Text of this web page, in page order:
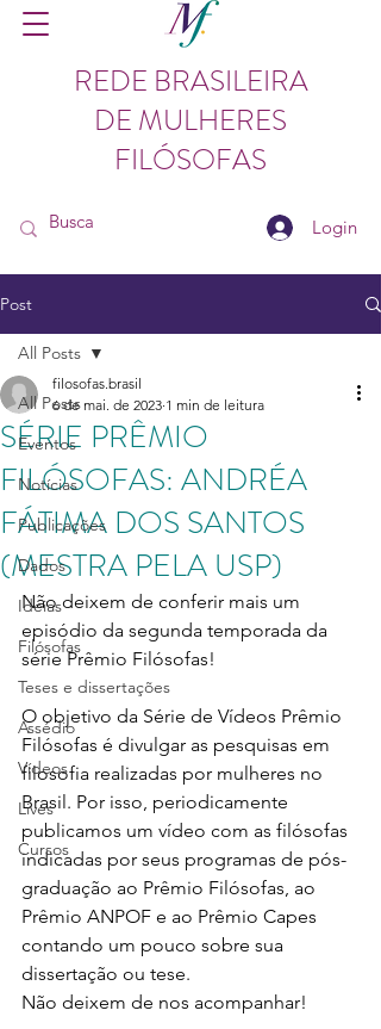
REDE BRASILEIRA
DE MULHERES
FILÓSOFAS
Login
Post
All Posts
Eventos
Notícias
Publicações
Dados
Ideias
Filósofas
Teses e dissertações
Assédio
Vídeos
Lives
Cursos
All Posts
SÉRIE PRÊMIO
FILÓSOFAS: ANDRÉA
FÁTIMA DOS SANTOS
(MESTRA PELA USP)
filosofas.brasil
6 de mai. de 2023 1 min de leitura
Não deixem de conferir mais um
episódio da segunda temporada da
série Prêmio Filósofas!
O objetivo da Série de Vídeos Prêmio
Filósofas é divulgar as pesquisas em
filosofia realizadas por mulheres no
Brasil. Por isso, periodicamente
publicamos um vídeo com as filósofas
indicadas por seus programas de pós-
graduação ao Prêmio Filósofas, ao
Prêmio ANPOF e ao Prêmio Capes
contando um pouco sobre sua
dissertação ou tese.
Não deixem de nos acompanhar!